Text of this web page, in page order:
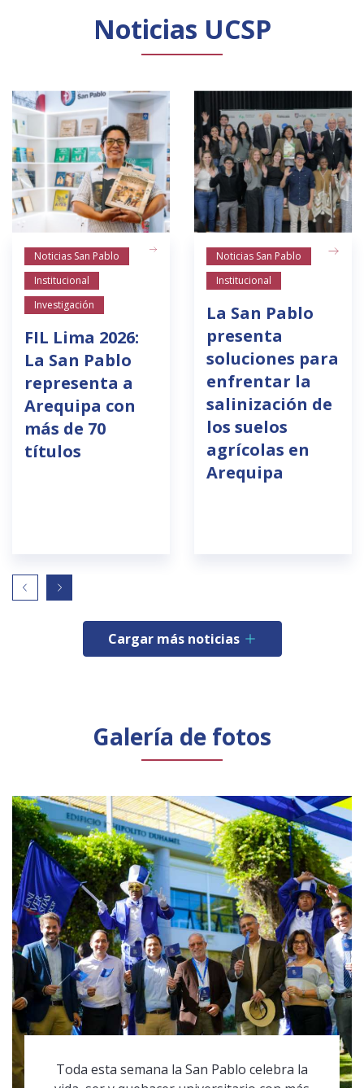
Noticias UCSP
Noticias San Pablo
Institucional
Investigación
FIL Lima 2026:
La San Pablo
representa a
Arequipa con
más de 70
títulos
Noticias San Pablo
Institucional
La San Pablo
presenta
soluciones para
enfrentar la
salinización de
los suelos
agrícolas en
Arequipa
Cargar más noticias
Galería de fotos
Toda esta semana la San Pablo celebra la